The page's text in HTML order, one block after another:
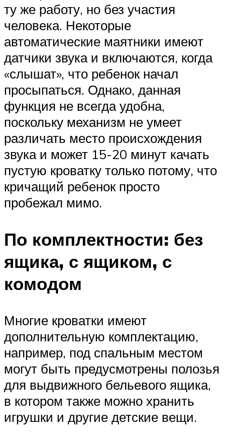
ту же работу, но без участия
человека. Некоторые
автоматические маятники имеют
датчики звука и включаются, когда
«слышат», что ребенок начал
просыпаться. Однако, данная
функция не всегда удобна,
поскольку механизм не умеет
различать место происхождения
звука и может 15-20 минут качать
пустую кроватку только потому, что
кричащий ребенок просто
пробежал мимо.
По комплектности: без
ящика, с ящиком, с
комодом
Многие кроватки имеют
дополнительную комплектацию,
например, под спальным местом
могут быть предусмотрены полозья
для выдвижного бельевого ящика,
в котором также можно хранить
игрушки и другие детские вещи.